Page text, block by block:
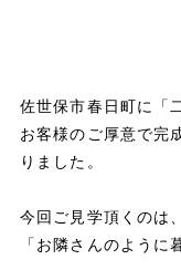
佐世保市春日町に「
お客様のご厚意で完
りました。
今回ご見学頂くのは、
「お隣さんのように